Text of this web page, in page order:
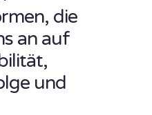
die
an auf
und